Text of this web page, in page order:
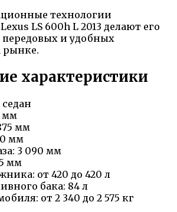
технологии
LS 600h L 2013 делают его
и удобных
рынке.
характеристики
мм
мм
мм
3 090 мм
мм
от 420 до 420 л
бака: 84 л
от 2 340 до 2 575 кг